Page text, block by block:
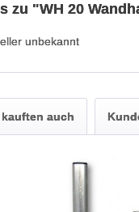
zu "WH 20
unbekannt
auch